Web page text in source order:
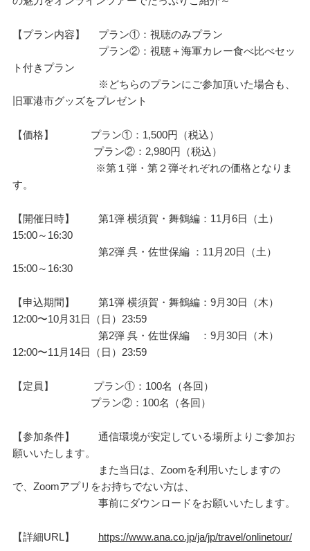
【プラン内容】 プラン①：視聴のみプラン
プラン②：視聴＋海軍カレー食べ比べセッ
ト付きプラン
※どちらのプランにご参加頂いた場合も、
旧軍港市グッズをプレゼント
【価格】 プラン①：1,500円（税込）
プラン②：2,980円（税込）
※第１弾・第２弾それぞれの価格となりま
す。
【開催日時】 第1弾 横須賀・舞鶴編：11月6日（土）
15:00～16:30
第2弾 呉・佐世保編 ：11月20日（土）
15:00～16:30
【申込期間】 第1弾 横須賀・舞鶴編：9月30日（木）
12:00〜10月31日（日）23:59
第2弾 呉・佐世保編 ：9月30日（木）
12:00〜11月14日（日）23:59
【定員】 プラン①：100名（各回）
プラン②：100名（各回）
【参加条件】 通信環境が安定している場所よりご参加お
願いいたします。
また当日は、Zoomを利用いたしますの
で、Zoomアプリをお持ちでない方は、
事前にダウンロードをお願いいたします。
【詳細URL】 https://www.ana.co.jp/ja/jp/travel/onlinetour/